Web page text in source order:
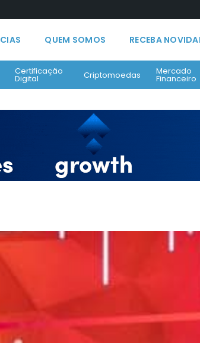
QUEM SOMOS RECEBA
Certificação
Digital Criptomoedas Mercado
Financeiro